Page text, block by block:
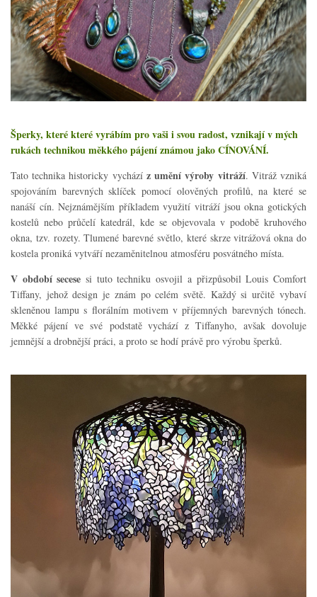
Šperky, které které vyrábím pro vaši i svou radost, vznikají v mých
rukách technikou měkkého pájení známou jako CÍNOVÁNÍ.
Tato technika historicky vychází z umění výroby vitráží. Vitráž vzniká
spojováním barevných sklíček pomocí olověných profilů, na které se
nanáší cín. Nejznámějším příkladem využití vitráží jsou okna gotických
kostelů nebo průčelí katedrál, kde se objevovala v podobě kruhového
okna, tzv. rozety.Tlumené barevné světlo, které skrze vitrážová okna do
kostela proniká vytváří nezaměnitelnou atmosféru posvátného místa.
V období secese si tuto techniku osvojil a přizpůsobil Louis Comfort
Tiffany, jehož design je znám po celém světě. Každý si určitě vybaví
skleněnou lampu s florálním motivem v příjemných barevných tónech.
Měkké pájení ve své podstatě vychází z Tiffanyho, avšak dovoluje
jemnější a drobnější práci, a proto se hodí právě pro výrobu šperků.